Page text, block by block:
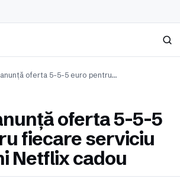
Caută
oferta 5-5-5 euro pentru…
oferta 5-5-5
fiecare serviciu
Netflix cadou